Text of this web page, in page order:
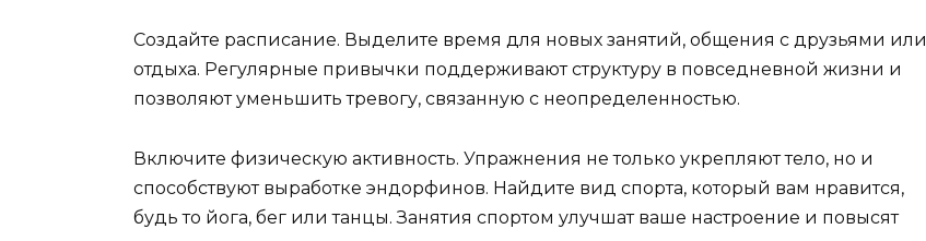
Создайте расписание. Выделите время для новых занятий, общения с друзьями или
отдыха. Регулярные привычки поддерживают структуру в повседневной жизни и
позволяют уменьшить тревогу, связанную с неопределенностью.
Включите физическую активность. Упражнения не только укрепляют тело, но и
способствуют выработке эндорфинов. Найдите вид спорта, который вам нравится,
будь то йога, бег или танцы. Занятия спортом улучшат ваше настроение и повысят